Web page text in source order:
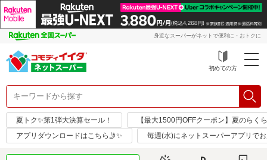
身近なスーパーがネットで便利に・おトクに
初めての方
夏トク✨第1弾大決算セール！
【最大1500円OFFクーポン】夏のらく
アプリダウンロードはこちら🤳✨
毎週(水)にネットスーパーアプリで